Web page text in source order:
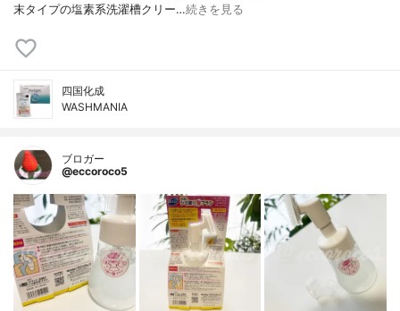
末タイプの塩素系洗濯槽クリー…続きを見る
四国化成
WASHMANIA
ブロガー
@eccoroco5